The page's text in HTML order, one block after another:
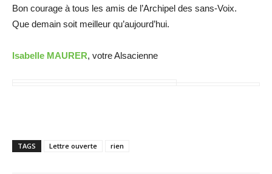
Bon courage à tous les amis de l’Archipel des sans-Voix.
Que demain soit meilleur qu’aujourd’hui.
Isabelle MAURER, votre Alsacienne
TAGS Lettre ouverte rien